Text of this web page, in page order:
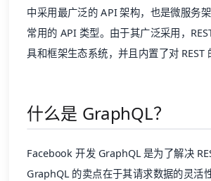
中采用最广泛的 API 架构，也是微服务
常用的 API 类型。由于其广泛采用，
具和框架生态系统，并且内置了对 REST
什么是 GraphQL？
Facebook 开发 GraphQL 是为了解决
GraphQL 的卖点在于其请求数据的灵活